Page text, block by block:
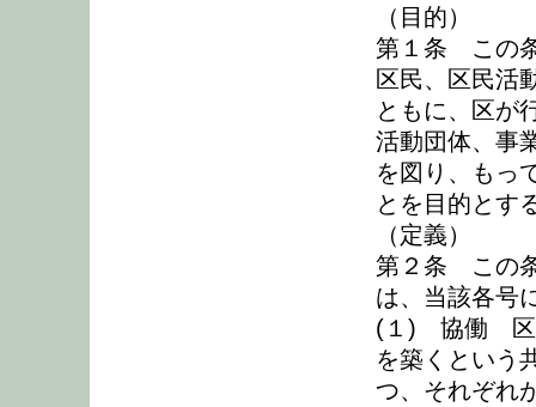
（目的）
第１条 この
区民、区民活
ともに、区が
活動団体、事
を図り、もっ
とを目的とす
（定義）
第２条 この
は、当該各号
(１) 協働 区
を築くという
つ、それぞれ